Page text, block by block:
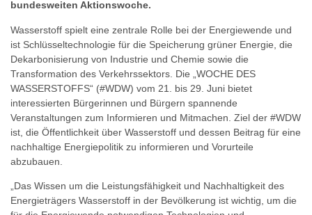
bundesweiten Aktionswoche.
Wasserstoff spielt eine zentrale Rolle bei der Energiewende und
ist Schlüsseltechnologie für die Speicherung grüner Energie, die
Dekarbonisierung von Industrie und Chemie sowie die
Transformation des Verkehrssektors. Die „WOCHE DES
WASSERSTOFFS“ (#WDW) vom 21. bis 29. Juni bietet
interessierten Bürgerinnen und Bürgern spannende
Veranstaltungen zum Informieren und Mitmachen. Ziel der #WDW
ist, die Öffentlichkeit über Wasserstoff und dessen Beitrag für eine
nachhaltige Energiepolitik zu informieren und Vorurteile
abzubauen.
„Das Wissen um die Leistungsfähigkeit und Nachhaltigkeit des
Energieträgers Wasserstoff in der Bevölkerung ist wichtig, um die